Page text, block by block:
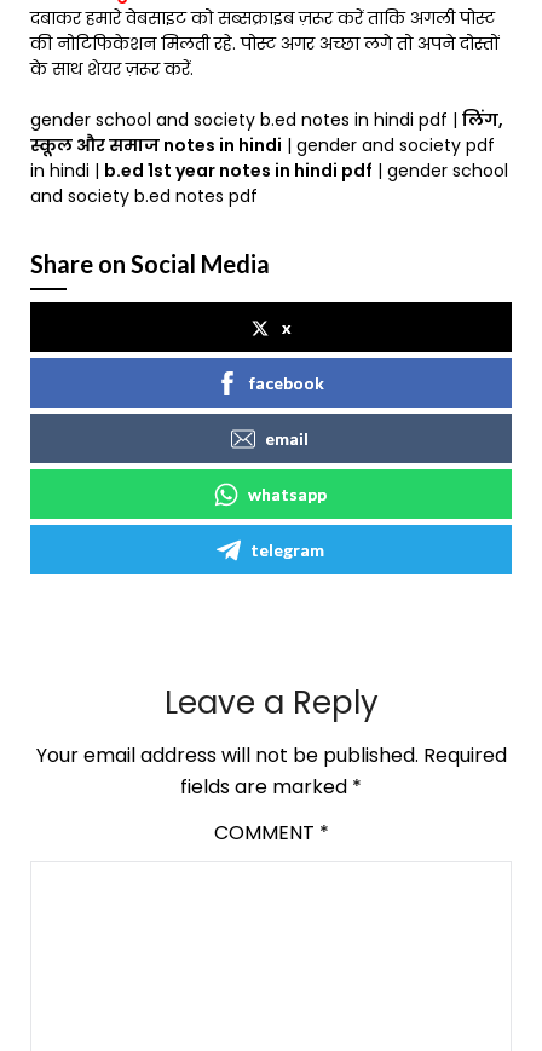
दबाकर हमारे वेबसाइट को सब्सक्राइब ज़रूर करें ताकि अगली पोस्ट
की नोटिफिकेशन मिलती रहे. पोस्ट अगर अच्छा लगे तो अपने दोस्तों
के साथ शेयर ज़रूर करें.
gender school and society b.ed notes in hindi pdf | लिंग,
स्कूल और समाज notes in hindi | gender and society pdf
in hindi | b.ed 1st year notes in hindi pdf | gender school
and society b.ed notes pdf
Share on Social Media
x
facebook
email
whatsapp
telegram
Leave a Reply
Your email address will not be published. Required
fields are marked *
COMMENT *